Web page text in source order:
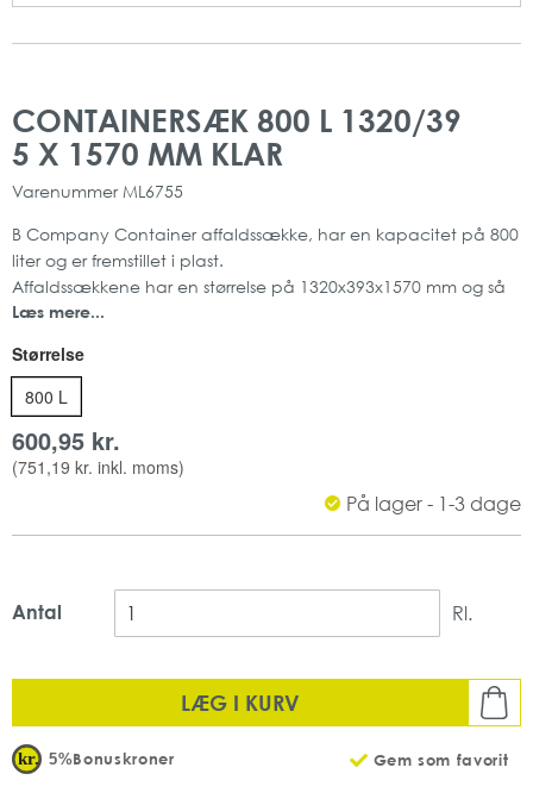
CONTAINERSÆK 800 L 1320/39
5 X 1570 MM KLAR
Varenummer ML6755
B Company Container affaldssække, har en kapacitet på 800
liter og er fremstillet i plast.
Affaldssækkene har en størrelse på 1320x393x1570 mm og så
har de en my på 40.
og lignende.
Kapacitet: 800 L
Mål: 1320x393x1570 mm
Mængde: 50 stk pr rulle
Læs mere...
Størrelse
800 L
600,95 kr.
(751,19 kr. inkl. moms)
På lager - 1-3 dage
Antal Rl.
LÆG I KURV
Gem som favorit
5%Bonuskroner
slutningen
af
starten
af